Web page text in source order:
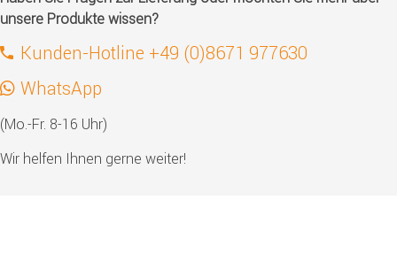
unsere Produkte wissen?
Kunden-Hotline +49 (0)8671 977630
WhatsApp
(Mo.-Fr. 8-16 Uhr)
Wir helfen Ihnen gerne weiter!